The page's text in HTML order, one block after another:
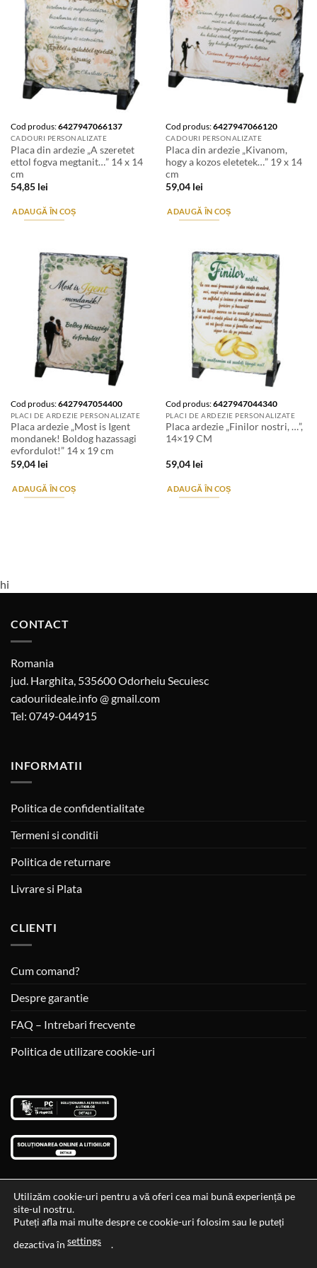
Cod produs:6427947066137
CADOURI PERSONALIZATE
Placa din ardezie „A szeretet
ettol fogva megtanit…” 14 x 14
cm
54,85 lei
ADAUGĂ ÎN COȘ
Cod produs:6427947066120
CADOURI PERSONALIZATE
Placa din ardezie „Kivanom,
hogy a kozos eletetek…” 19 x 14
cm
59,04 lei
ADAUGĂ ÎN COȘ
Cod produs:6427947054400
PLACI DE ARDEZIE PERSONALIZATE
Placa ardezie „Most is Igent
mondanek! Boldog hazassagi
evfordulot!” 14 x 19 cm
59,04 lei
ADAUGĂ ÎN COȘ
Cod produs:6427947044340
PLACI DE ARDEZIE PERSONALIZATE
Placa ardezie „Finilor nostri, …”,
14×19 CM
59,04 lei
ADAUGĂ ÎN COȘ
hi
CONTACT
Romania
jud. Harghita, 535600 Odorheiu Secuiesc
cadouriideale.info @ gmail.com
Tel: 0749-044915
INFORMATII
Politica de confidentialitate
Termeni si conditii
Politica de returnare
Livrare si Plata
CLIENTI
Cum comand?
Despre garantie
FAQ – Intrebari frecvente
Politica de utilizare cookie-uri
Data si ora ultimei actualizari al stocului si ale preturilor: 29-12-
Utilizăm cookie-uri pentru a vă oferi cea mai bună experiență pe
site-ul nostru.
Puteți afla mai multe despre ce cookie-uri folosim sau le puteți
dezactiva în settings .